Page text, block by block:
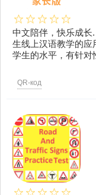
中文陪伴，快乐成长
生线上汉语教学的应
学生的水平，有针对
QR-код